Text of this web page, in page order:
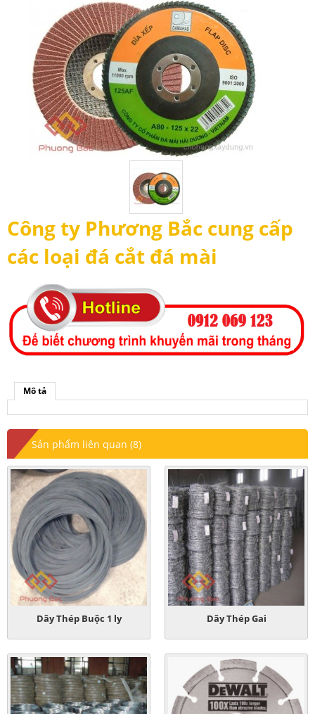
Công ty Phương Bắc cung cấp
các loại đá cắt đá mài
Mô tả
Sản phẩm liên quan (8)
Dây Thép Buộc 1 ly Dây Thép Gai